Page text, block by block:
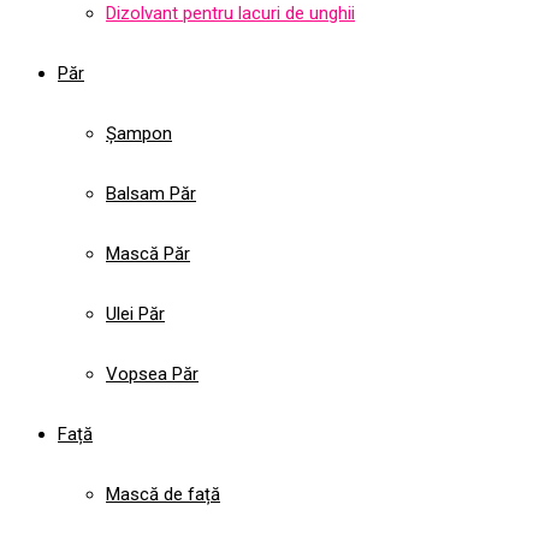
Dizolvant pentru lacuri de unghii
Păr
Șampon
Balsam Păr
Mască Păr
Ulei Păr
Vopsea Păr
Față
Mască de față